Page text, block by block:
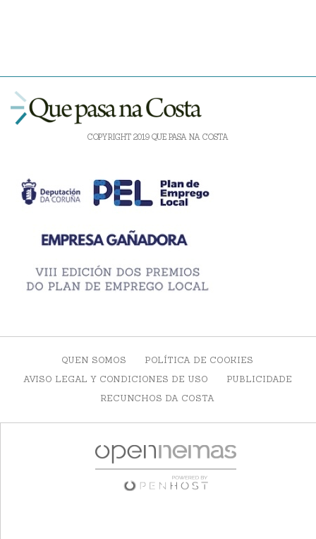
COPYRIGHT 2019 QUE PASA NA COSTA
QUEN SOMOS
POLÍTICA DE COOKIES
AVISO LEGAL Y CONDICIONES DE USO
PUBLICIDADE
RECUNCHOS DA COSTA